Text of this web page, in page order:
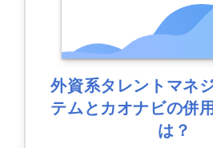
外資系タレントマネ
テムとカオナビの併
は？